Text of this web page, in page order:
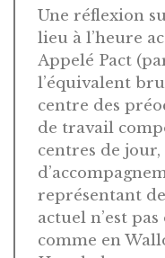
Une réflexion
lieu à l’heure
Appelé Pact
l’équivalent
centre des
de travail
centres de jour,
représentant
actuel n’est
comme en